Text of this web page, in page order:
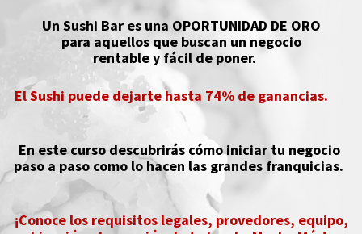
Un Sushi Bar es una OPORTUNIDAD DE ORO
para aquellos que buscan un negocio
rentable y fácil de poner.
En este curso descubrirás cómo iniciar tu negocio
paso a paso como lo hacen las grandes franquicias.
¡Conoce los requisitos legales, provedores, equipo,